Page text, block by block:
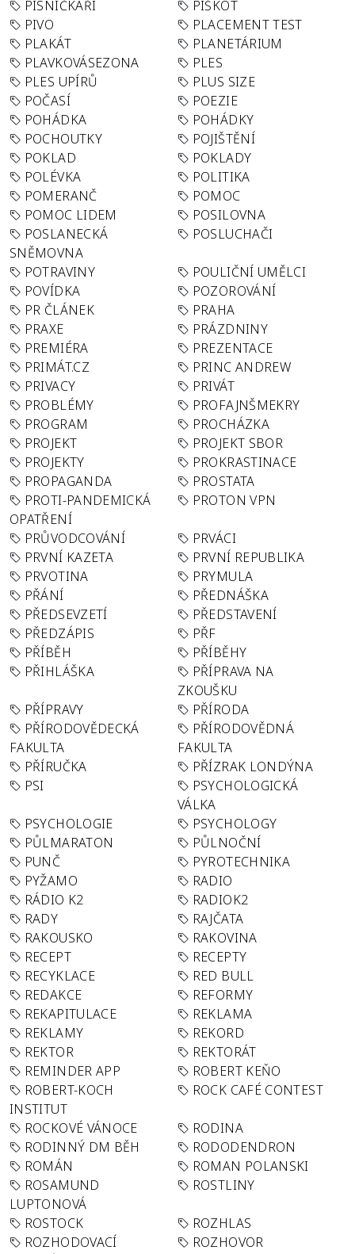
PÍSNIČKÁŘI
PIŠKOT
PIVO
PLACEMENT TEST
PLAKÁT
PLANETÁRIUM
PLAVKOVÁSEZONA
PLES
PLES UPÍRŮ
PLUS SIZE
POČASÍ
POEZIE
POHÁDKA
POHÁDKY
POCHOUTKY
POJIŠTĚNÍ
POKLAD
POKLADY
POLÉVKA
POLITIKA
POMERANČ
POMOC
POMOC LIDEM
POSILOVNA
POSLANECKÁ
SNĚMOVNA
POSLUCHAČI
POTRAVINY
POULIČNÍ UMĚLCI
POVÍDKA
POZOROVÁNÍ
PR ČLÁNEK
PRAHA
PRAXE
PRÁZDNINY
PREMIÉRA
PREZENTACE
PRIMÁT.CZ
PRINC ANDREW
PRIVACY
PRIVÁT
PROBLÉMY
PROFAJNŠMEKRY
PROGRAM
PROCHÁZKA
PROJEKT
PROJEKT SBOR
PROJEKTY
PROKRASTINACE
PROPAGANDA
PROSTATA
PROTI-PANDEMICKÁ
OPATŘENÍ
PROTON VPN
PRŮVODCOVÁNÍ
PRVÁCI
PRVNÍ KAZETA
PRVNÍ REPUBLIKA
PRVOTINA
PRYMULA
PŘÁNÍ
PŘEDNÁŠKA
PŘEDSEVZETÍ
PŘEDSTAVENÍ
PŘEDZÁPIS
PŘF
PŘÍBĚH
PŘÍBĚHY
PŘIHLÁŠKA
PŘÍPRAVA NA
ZKOUŠKU
PŘÍPRAVY
PŘÍRODA
PŘÍRODOVĚDECKÁ
FAKULTA
PŘÍRODOVĚDNÁ
FAKULTA
PŘÍRUČKA
PŘÍZRAK LONDÝNA
PSI
PSYCHOLOGICKÁ
VÁLKA
PSYCHOLOGIE
PSYCHOLOGY
PŮLMARATON
PŮLNOČNÍ
PUNČ
PYROTECHNIKA
PYŽAMO
RADIO
RÁDIO K2
RADIOK2
RADY
RAJČATA
RAKOUSKO
RAKOVINA
RECEPT
RECEPTY
RECYKLACE
RED BULL
REDAKCE
REFORMY
REKAPITULACE
REKLAMA
REKLAMY
REKORD
REKTOR
REKTORÁT
REMINDER APP
ROBERT KEŇO
ROBERT-KOCH
INSTITUT
ROCK CAFÉ CONTEST
ROCKOVÉ VÁNOCE
RODINA
RODINNÝ DM BĚH
RODODENDRON
ROMÁN
ROMAN POLANSKI
ROSAMUND
LUPTONOVÁ
ROSTLINY
ROSTOCK
ROZHLAS
ROZHODOVACÍ
ROZHOVOR